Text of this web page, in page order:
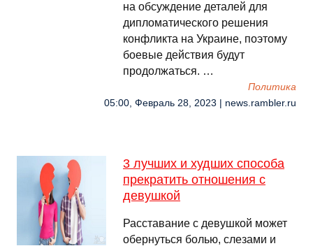
на обсуждение деталей для
дипломатического решения
конфликта на Украине, поэтому
боевые действия будут
продолжаться. …
Политика
05:00, Февраль 28, 2023 | news.rambler.ru
3 лучших и худших способа
прекратить отношения с
девушкой
Расставание с девушкой может
обернуться болью, слезами и